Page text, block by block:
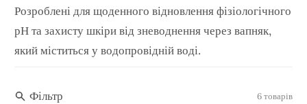
Розроблені для щоденноговідновлення фізіологічного
рН та захисту шкіри від зневоднення через вапняк,
який міститься у водопровідній воді.
Фільтр 6 товарів